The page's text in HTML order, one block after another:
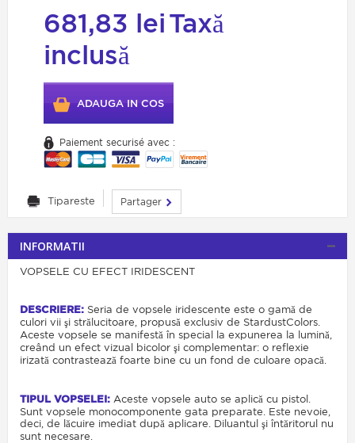
681,83 leiTaxă
inclusă
ADAUGA IN COS
Paiement securisé avec :
Tipareste Partager
INFORMATII
VOPSELE CU EFECT IRIDESCENT
DESCRIERE: Seria de vopsele iridescente este o gamă de
culori vii şi strălucitoare, propusă exclusiv de StardustColors.
Aceste vopsele se manifestă în special la expunerea la lumină,
creând un efect vizual bicolor şi complementar: o reflexie
irizată contrastează foarte bine cu un fond de culoare opacă.
TIPUL VOPSELEI: Aceste vopsele auto se aplică cu pistol.
Sunt vopsele monocomponente gata preparate. Este nevoie,
deci, de lăcuire imediat după aplicare. Diluantul şi întăritorul nu
sunt necesare.